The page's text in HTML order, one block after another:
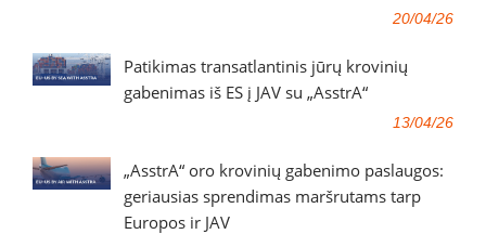
20/04/26
Patikimas transatlantinis jūrų krovinių
gabenimas iš ES į JAV su „AsstrA“
13/04/26
„AsstrA“ oro krovinių gabenimo paslaugos:
geriausias sprendimas maršrutams tarp
Europos ir JAV